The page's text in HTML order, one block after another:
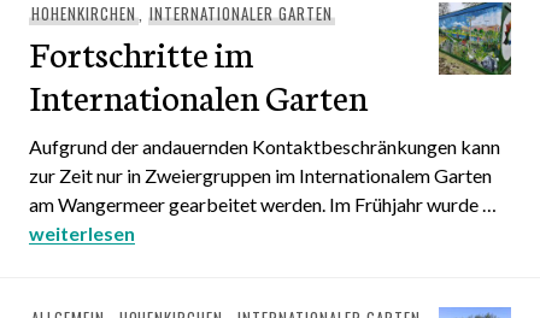
HOHENKIRCHEN, INTERNATIONALER GARTEN
Fortschritte im
Internationalen Garten
Aufgrund der andauernden Kontaktbeschränkungen kann
zur Zeit nur in Zweiergruppen im Internationalem Garten
am Wangermeer gearbeitet werden. Im Frühjahr wurde …
Fortschritte im Internationalen Garten
weiterlesen